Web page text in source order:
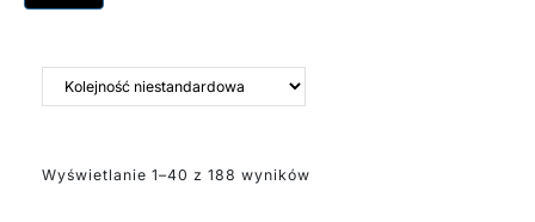
harmonijną atmosferę.
Wybierz beżowy
odmieni charakter
Wyświetlanie 1–40 z 188 wyników